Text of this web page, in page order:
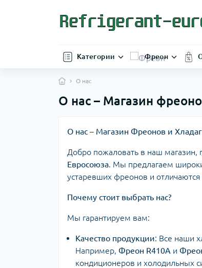
Категории Фреон
О нас
О нас – Магазин
О нас – Магазин Фреонов и
Добро пожаловать в наш магазин,
Евросоюза. Мы предлагаем
устаревших фреонов и
Почему стоит выбрать нас?
Мы гарантируем вам:
Качество продукции: Все наши
Например, Фреон R410A и
кондиционеров и холодильных